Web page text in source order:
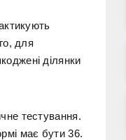
для
ділянки
тестування.
має бути 36.